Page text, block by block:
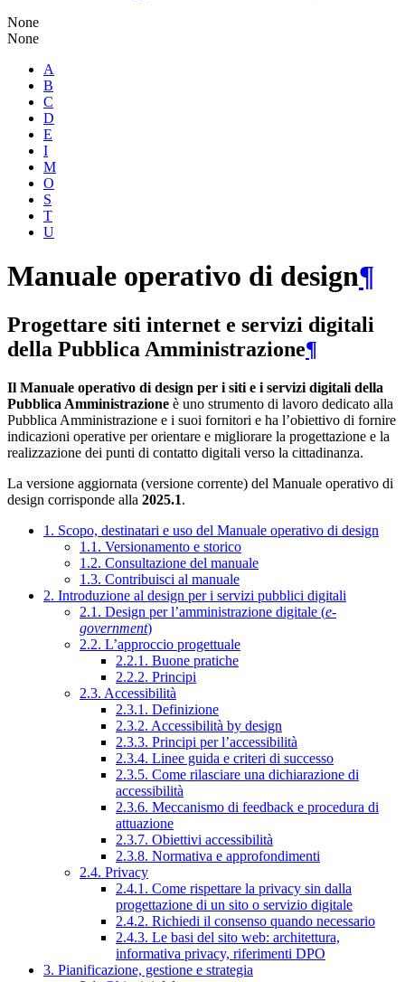
None
None
A
B
C
D
E
I
M
O
S
T
U
Manuale operativo di design¶
Progettare siti internet e servizi digitali
della Pubblica Amministrazione¶
Il Manuale operativo di design per i siti e i servizi digitali della
Pubblica Amministrazione è uno strumento di lavoro dedicato alla
Pubblica Amministrazione e i suoi fornitori e ha l’obiettivo di fornire
indicazioni operative per orientare e migliorare la progettazione e la
realizzazione dei punti di contatto digitali verso la cittadinanza.
La versione aggiornata (versione corrente) del Manuale operativo di
design corrisponde alla 2025.1.
1. Scopo, destinatari e uso del Manuale operativo di design
1.1. Versionamento e storico
1.2. Consultazione del manuale
1.3. Contribuisci al manuale
2. Introduzione al design per i servizi pubblici digitali
2.1. Design per l’amministrazione digitale (e-
government)
2.2. L’approccio progettuale
2.2.1. Buone pratiche
2.2.2. Principi
2.3. Accessibilità
2.3.1. Definizione
2.3.2. Accessibilità by design
2.3.3. Principi per l’accessibilità
2.3.4. Linee guida e criteri di successo
2.3.5. Come rilasciare una dichiarazione di
accessibilità
2.3.6. Meccanismo di feedback e procedura di
attuazione
2.3.7. Obiettivi accessibilità
2.3.8. Normativa e approfondimenti
2.4. Privacy
2.4.1. Come rispettare la privacy sin dalla
progettazione di un sito o servizio digitale
2.4.2. Richiedi il consenso quando necessario
2.4.3. Le basi del sito web: architettura,
informativa privacy, riferimenti DPO
3. Pianificazione, gestione e strategia